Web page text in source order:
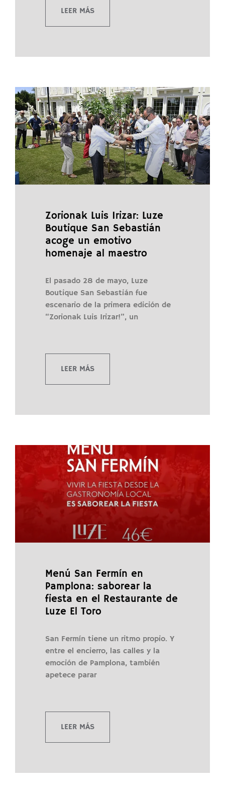
LEER MÁS
Zorionak Luis Irizar: Luze
Boutique San Sebastián
acoge un emotivo
homenaje al maestro
El pasado 28 de mayo, Luze
Boutique San Sebastián fue
escenario de la primera edición de
“Zorionak Luis Irizar!”, un
LEER MÁS
Menú San Fermín en
Pamplona: saborear la
fiesta en el Restaurante de
Luze El Toro
San Fermín tiene un ritmo propio. Y
entre el encierro, las calles y la
emoción de Pamplona, también
apetece parar
LEER MÁS